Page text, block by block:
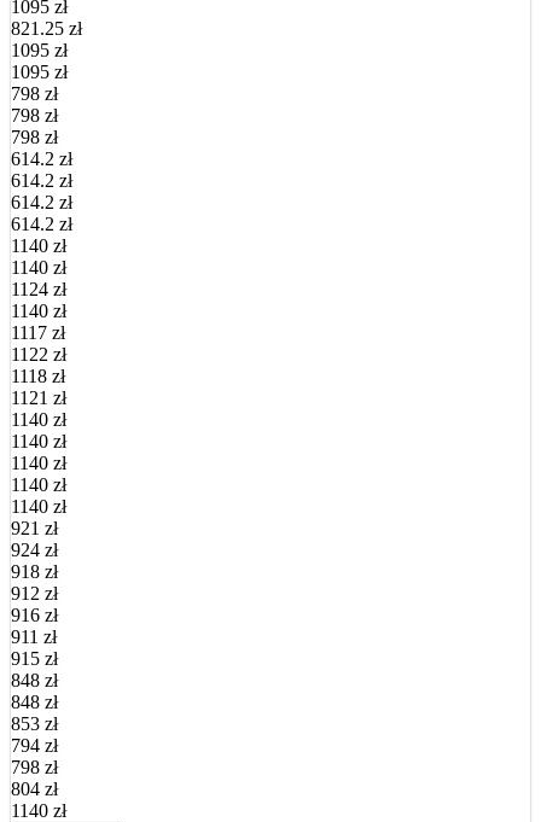
1095 zł
821.25 zł
1095 zł
1095 zł
798 zł
798 zł
798 zł
614.2 zł
614.2 zł
614.2 zł
614.2 zł
1140 zł
1140 zł
1124 zł
1140 zł
1117 zł
1122 zł
1118 zł
1121 zł
1140 zł
1140 zł
1140 zł
1140 zł
1140 zł
921 zł
924 zł
918 zł
912 zł
916 zł
911 zł
915 zł
848 zł
848 zł
853 zł
794 zł
798 zł
804 zł
1140 zł